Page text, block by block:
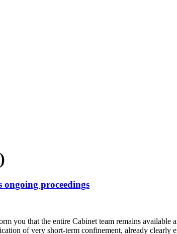
proceedings
you that the entire Cabinet team remains available
of very short-term confinement, already clearly